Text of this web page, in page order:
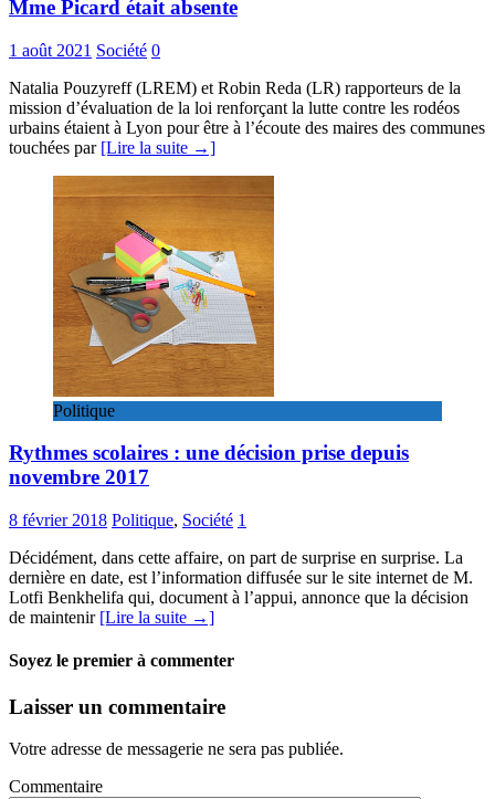
Mme Picard était absente
1 août 2021 Société 0
Natalia Pouzyreff (LREM) et Robin Reda (LR) rapporteurs de la
mission d’évaluation de la loi renforçant la lutte contre les rodéos
urbains étaient à Lyon pour être à l’écoute des maires des communes
touchées par [Lire la suite →]
Politique
Rythmes scolaires : une décision prise depuis
novembre 2017
8 février 2018 Politique, Société 1
Décidément, dans cette affaire, on part de surprise en surprise. La
dernière en date, est l’information diffusée sur le site internet de M.
Lotfi Benkhelifa qui, document à l’appui, annonce que la décision
de maintenir [Lire la suite →]
Soyez le premier à commenter
Laisser un commentaire
Votre adresse de messagerie ne sera pas publiée.
Commentaire